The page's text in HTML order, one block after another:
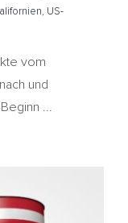
, US-
vom
und
...